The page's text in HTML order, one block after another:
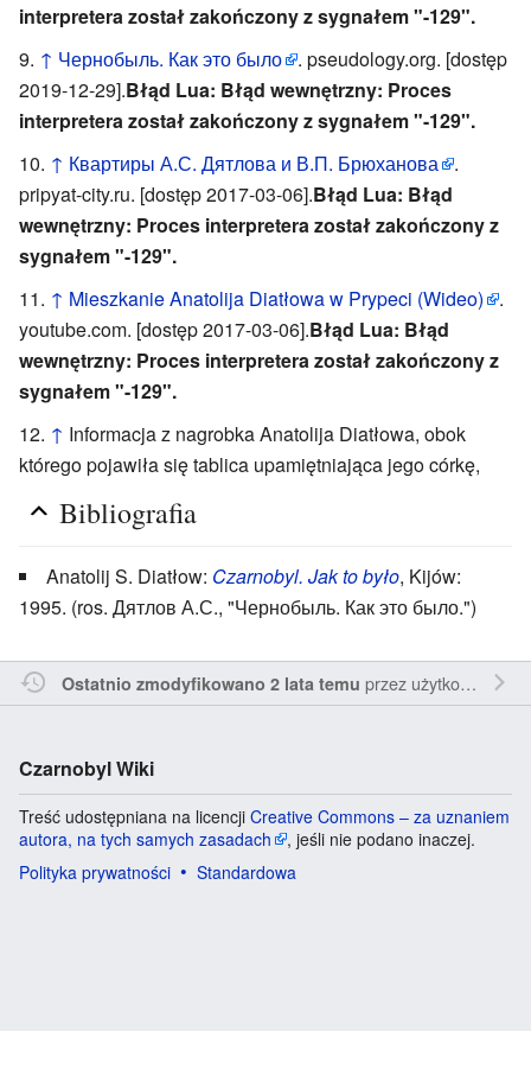
interpretera został zakończony z sygnałem "-129".
↑ Чернобыль. Как это было
. pseudology.org. [dostęp
2019-12-29].Błąd Lua: Błąd wewnętrzny: Proces
interpretera został zakończony z sygnałem "-129".
↑ Квартиры А.С. Дятлова и В.П. Брюханова
.
pripyat-city.ru. [dostęp 2017-03-06].Błąd Lua: Błąd
wewnętrzny: Proces interpretera został zakończony z
sygnałem "-129".
↑ Mieszkanie Anatolija Diatłowa w Prypeci (Wideo)
.
youtube.com. [dostęp 2017-03-06].Błąd Lua: Błąd
wewnętrzny: Proces interpretera został zakończony z
sygnałem "-129".
↑ Informacja z nagrobka Anatolija Diatłowa, obok
którego pojawiła się tablica upamiętniająca jego córkę,
Bibliografia
Anatolij S. Diatłow: Czarnobyl. Jak to było, Kijów:
1995. (ros. Дятлов А.С., "Чернобыль. Как это было.")
Ostatnio zmodyfikowano 2 lata temu przez użytkownika Penne22
Czarnobyl Wiki
Treść udostępniana na licencji Creative Commons – za uznaniem
autora, na tych samych zasadach
, jeśli nie podano inaczej.
Polityka prywatności
Standardowa